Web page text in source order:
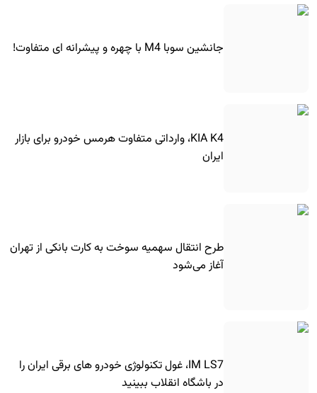
جانشین سوبا M4 با چهره و پیشرانه ای متفاوت!
KIA K4، وارداتی متفاوت هرمس خودرو برای بازار
ایران
طرح انتقال سهمیه سوخت به کارت بانکی از تهران
آغاز می‌شود
IM LS7، غول تکنولوژی خودرو های برقی ایران را
در باشگاه انقلاب ببینید